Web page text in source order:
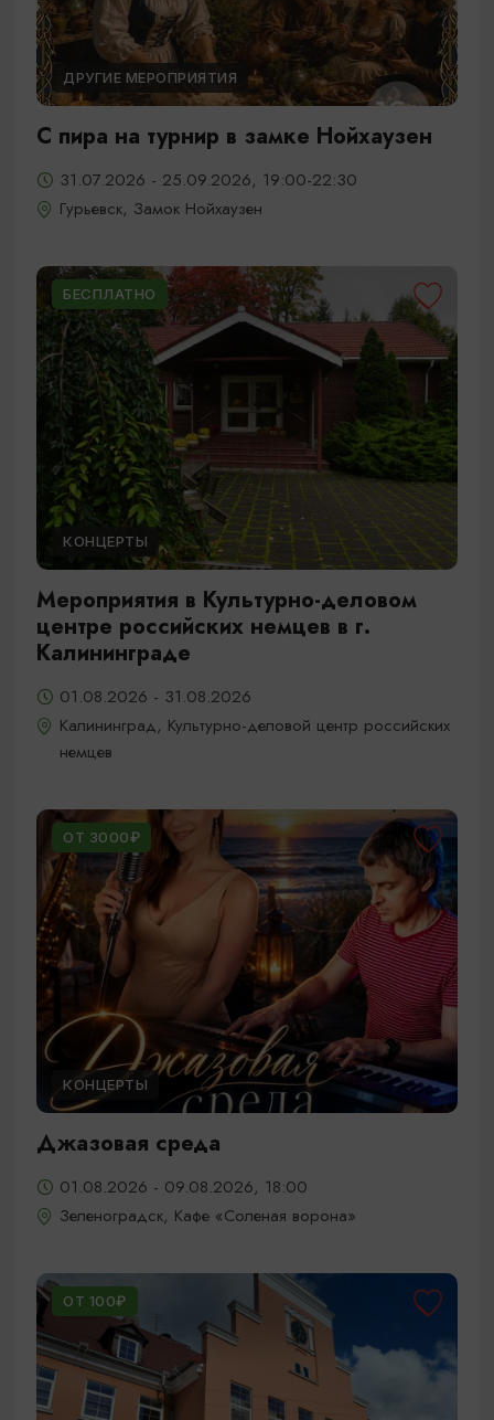
ДРУГИЕ МЕРОПРИЯТИЯ
С пира на турнир в замке Нойхаузен
31.07.2026 - 25.09.2026, 19:00-22:30
Гурьевск, Замок Нойхаузен
БЕСПЛАТНО
КОНЦЕРТЫ
Мероприятия в Культурно-деловом
центре российских немцев в г.
Калининграде
01.08.2026 - 31.08.2026
Калининград, Культурно-деловой центр российских
немцев
ОТ 3000₽
КОНЦЕРТЫ
Джазовая среда
01.08.2026 - 09.08.2026, 18:00
Зеленоградск, Кафе «Соленая ворона»
ОТ 100₽